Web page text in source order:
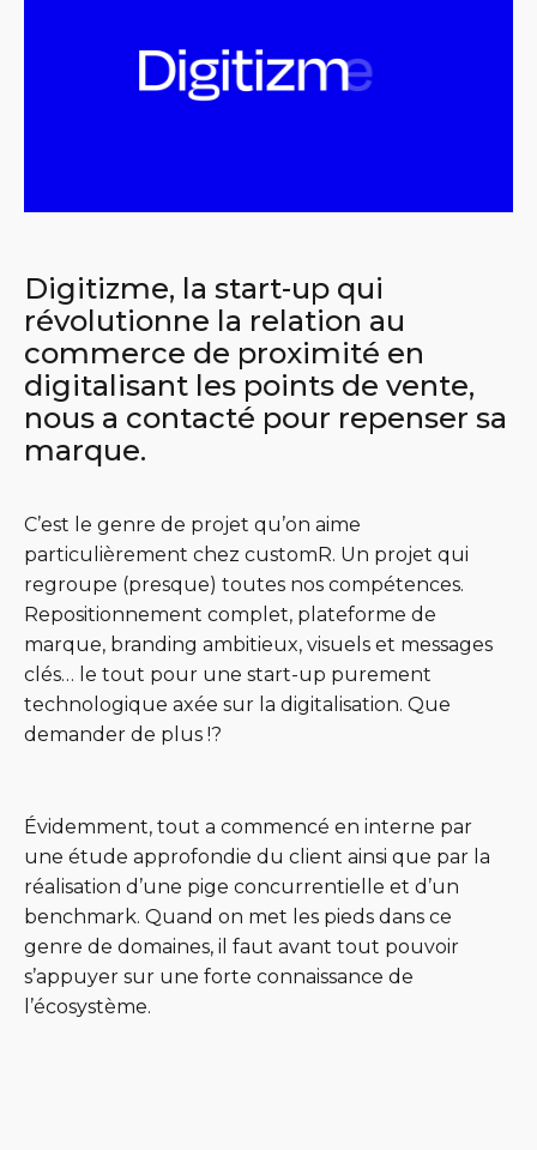
Digitizme, la start-up qui
révolutionne la relation au
commerce de proximité en
digitalisant les points de vente,
nous a contacté pour repenser sa
marque.
C’est le genre de projet qu’on aime
particulièrement chez customR. Un projet qui
regroupe (presque) toutes nos compétences.
Repositionnement complet, plateforme de
marque, branding ambitieux, visuels et messages
clés… le tout pour une start-up purement
technologique axée sur la digitalisation. Que
demander de plus !?
Évidemment, tout a commencé en interne par
une étude approfondie du client ainsi que par la
réalisation d’une pige concurrentielle et d’un
benchmark. Quand on met les pieds dans ce
genre de domaines, il faut avant tout pouvoir
s’appuyer sur une forte connaissance de
l’écosystème.